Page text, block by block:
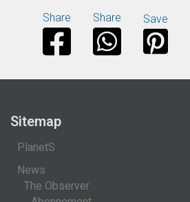
Share Share Save
Sitemap
PlanetS
News
The Observer